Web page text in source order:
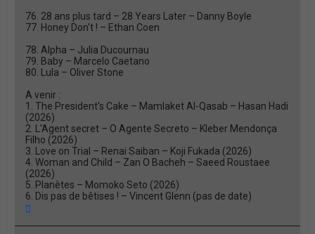
76. 28 ans plus tard – 28 Years Later – Danny Boyle
77. Honey Don't ! – Ethan Coen
78. Alpha – Julia Ducournau
79. Baby – Marcelo Caetano
80. Lula – Oliver Stone
A venir :
1. The President's Cake – Mamlaket Al-Qasab – Hasan Hadi
(2026)
2. L'Agent secret – O Agente Secreto – Kleber Mendonça
Filho (2026)
3. Love on Trial – Renai Saiban – Koji Fukada (2026)
4. Woman and Child – Zan O Bacheh – Saeed Roustaee
(2026)
5. Planètes – Momoko Seto (2026)
6. Dis pas de bêtises ! – Vincent Glenn (pas de date)
u